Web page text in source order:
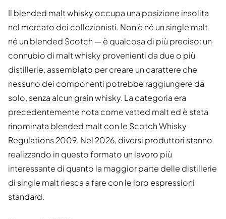
Il blended malt whisky occupa una posizione insolita
nel mercato dei collezionisti. Non è né un single malt
né un blended Scotch — è qualcosa di più preciso: un
connubio di malt whisky provenienti da due o più
distillerie, assemblato per creare un carattere che
nessuno dei componenti potrebbe raggiungere da
solo, senza alcun grain whisky. La categoria era
precedentemente nota come vatted malt ed è stata
rinominata blended malt con le Scotch Whisky
Regulations 2009. Nel 2026, diversi produttori stanno
realizzando in questo formato un lavoro più
interessante di quanto la maggior parte delle distillerie
di single malt riesca a fare con le loro espressioni
standard.